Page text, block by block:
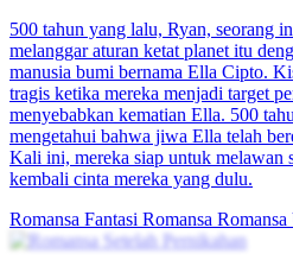
500 tahun yang lalu, Ryan, seorang
melanggar aturan ketat planet itu
manusia bumi bernama Ella Cipto.
tragis ketika mereka menjadi target
menyebabkan kematian Ella. 500
mengetahui bahwa jiwa Ella telah
Kali ini, mereka siap untuk melawan
kembali cinta mereka yang dulu.
Romansa Fantasi Romansa Romansa